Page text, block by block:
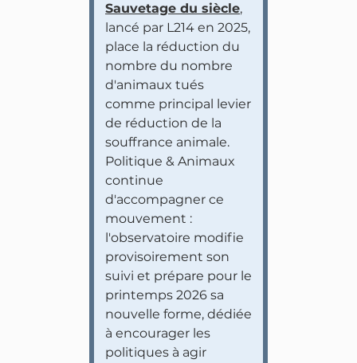
Sauvetage du siècle,
lancé par L214 en 2025,
place la réduction du
nombre du nombre
d'animaux tués
comme principal levier
de réduction de la
souffrance animale.
Politique & Animaux
continue
d'accompagner ce
mouvement :
l'observatoire modifie
provisoirement son
suivi et prépare pour le
printemps 2026 sa
nouvelle forme, dédiée
à encourager les
politiques à agir